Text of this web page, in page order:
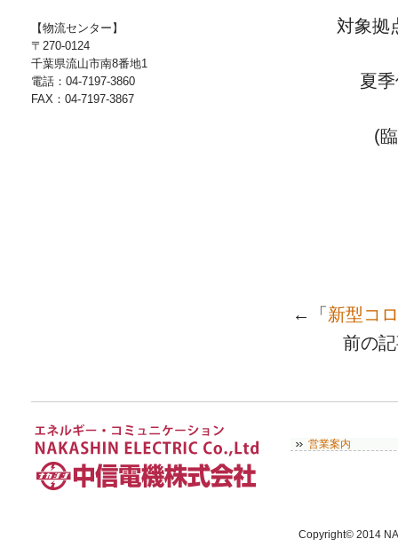
対象拠
夏
(
←「 新型コ
前の
【物流センター】
〒270-0124
千葉県流山市南8番地1
電話：04-7197-3860
FAX：04-7197-3867
営業案内
Copyright© 2014